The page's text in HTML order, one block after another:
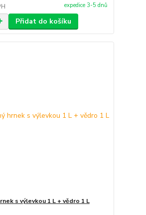
expedice 3-5 dnů
Přidat do košíku
s výlevkou 1 L + vědro 1 L